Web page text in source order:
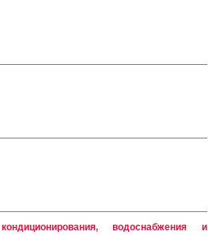
водоснабжения и